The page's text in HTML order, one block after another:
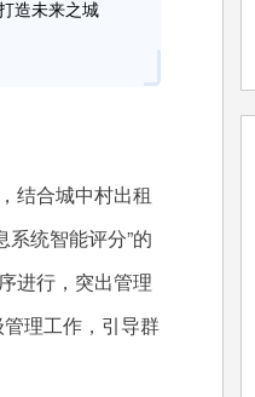
造未来之城
结合城中村出租
统智能评分”的
进行，突出管理
理工作，引导群